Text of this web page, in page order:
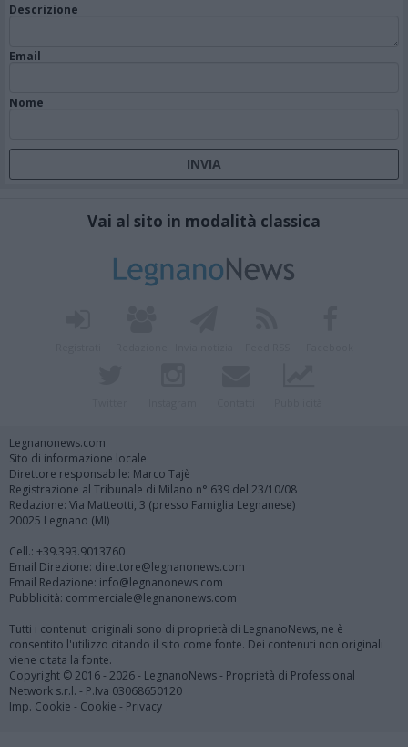
Descrizione
Email
Nome
Vai al sito in modalità classica
Legnanonews.com
Sito di informazione locale
Direttore responsabile: Marco Tajè
Registrazione al Tribunale di Milano n° 639 del 23/10/08
Redazione: Via Matteotti, 3 (presso Famiglia Legnanese)
20025 Legnano (MI)
Cell.: +39.393.9013760
Email Direzione: direttore@legnanonews.com
Email Redazione: info@legnanonews.com
Pubblicità: commerciale@legnanonews.com
Tutti i contenuti originali sono di proprietà di LegnanoNews, ne è
consentito l'utilizzo citando il sito come fonte. Dei contenuti non originali
viene citata la fonte.
Copyright © 2016 - 2026 - LegnanoNews - Proprietà di Professional
Network s.r.l. - P.Iva 03068650120
Imp. Cookie - Cookie - Privacy